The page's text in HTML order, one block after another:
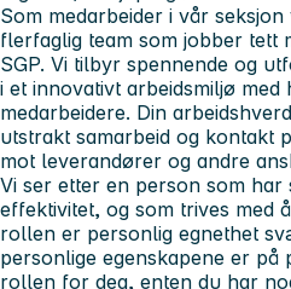
Som medarbeider i vår
flerfaglig team som jobber tett
SGP. Vi tilbyr spennende og
i et innovativt arbeidsmiljø
medarbeidere. Din
utstrakt samarbeid og kontakt
mot leverandører og andre
Vi ser etter en person som har
effektivitet, og som trives med
rollen er personlig egnethet
personlige egenskapene er
rollen for deg, enten du har